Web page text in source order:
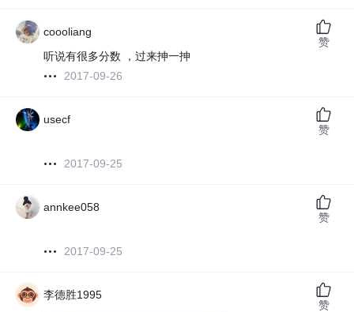
coooliang
听说有很多分数 ，过来抻一抻
2017-09-26
赞
usecf
2017-09-25
赞
annkee058
2017-09-25
赞
李德胜1995
赞